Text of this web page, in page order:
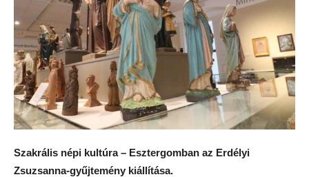
Szakrális népi kultúra – Esztergomban az Erdélyi
Zsuzsanna-gyűjtemény kiállítása.